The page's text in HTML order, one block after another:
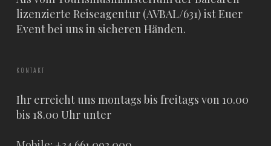
lizenzierte Reiseagentur (AVBAL/631) ist Euer
Event bei uns in sicheren Händen.
KONTAKT
Ihr erreicht uns montags bis freitags von 10.00
bis 18.00 Uhr unter